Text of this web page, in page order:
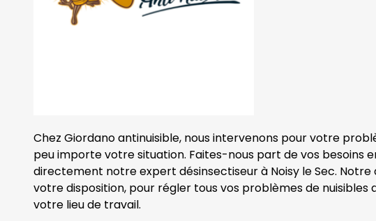
Chez Giordano antinuisible, nous intervenons pour votre
peu importe votre situation. Faites-nous part de vos besoins
directement notre expert désinsectiseur à Noisy le Sec. Notre
votre disposition, pour régler tous vos problèmes de nuisibles
votre lieu de travail.